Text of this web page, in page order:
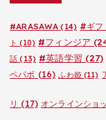
#ARASAWA (14) #ギフ
ト (10) #フィンジア
話 (13) #英語学習 (27)
ペパボ (16) ふわ姫(11)
リ (17) オンラインショ